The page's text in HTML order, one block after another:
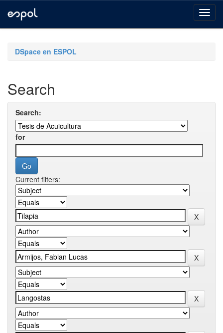
navigationDSpace en ESPOL
Search
Search:
for
Current filters: